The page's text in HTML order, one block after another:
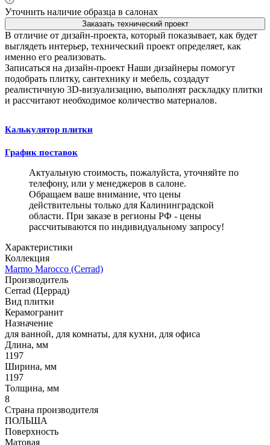
Уточнить наличие образца в салонах
Заказать технический проект
В отличие от дизайн-проекта, который показывает, как будет
выглядеть интерьер, технический проект определяет, как
именно его реализовать.
Записаться на дизайн-проект Наши дизайнеры помогут
подобрать плитку, сантехнику и мебель, создадут
реалистичную 3D-визуализацию, выполнят раскладку плитки
и рассчитают необходимое количество материалов.
Калькулятор плитки
График поставок
Актуальную стоимость, пожалуйста, уточняйте по
телефону, или у менеджеров в салоне.
Обращаем ваше внимание, что цены
действительны только для Калининградской
области. При заказе в регионы РФ - цены
рассчитываются по индивидуальному запросу!
Характеристики
Коллекция
Marmo Marocco (Cerrad)
Производитель
Cerrad (Церрад)
Вид плитки
Керамогранит
Назначение
для ванной, для комнаты, для кухни, для офиса
Длина, мм
1197
Ширина, мм
1197
Толщина, мм
8
Страна производителя
ПОЛЬША
Поверхность
Матовая